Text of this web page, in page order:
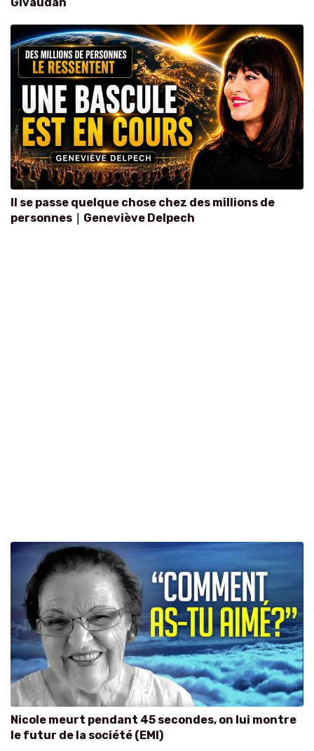
Il se passe quelque chose chez des millions de
personnes｜Geneviève Delpech
Nicole meurt pendant 45 secondes, on lui montre
le futur de la société (EMI)